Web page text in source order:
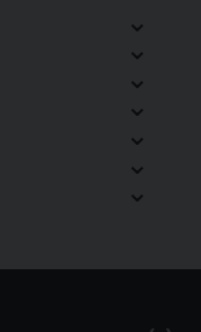
⌄
⌄
⌄
⌄
⌄
⌄
⌄